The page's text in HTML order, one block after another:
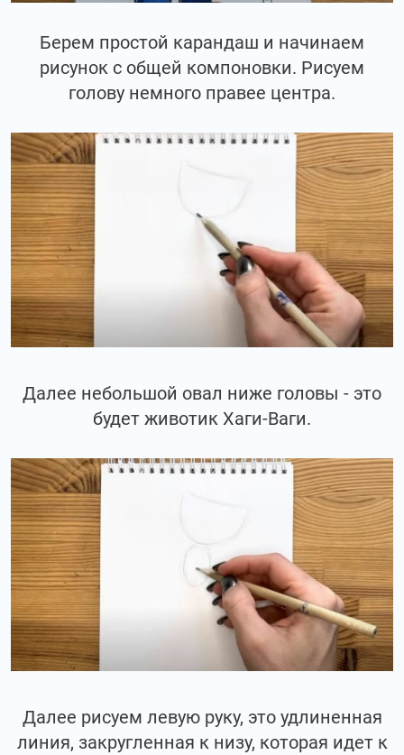
Берем простой карандаш и начинаем
рисунок с общей компоновки. Рисуем
голову немного правее центра.
Далее небольшой овал ниже головы - это
будет животик Хаги-Ваги.
Далее рисуем левую руку, это удлиненная
линия, закругленная к низу, которая идет к